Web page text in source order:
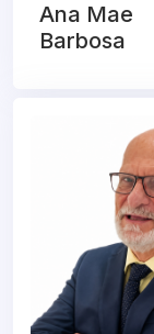
Ana Mae
Barbosa